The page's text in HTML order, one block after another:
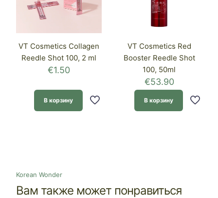
VT Cosmetics Collagen
Reedle Shot 100, 2 ml
€1.50
В корзину
VT Cosmetics Red
Booster Reedle Shot
100, 50ml
€53.90
В корзину
Korean Wonder
Вам также может понравиться